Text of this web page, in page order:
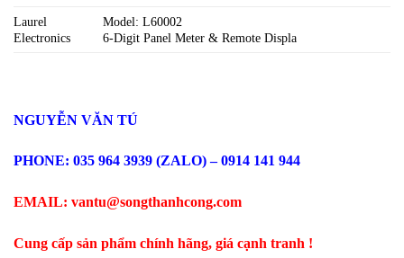
Laurel
Electronics
Model: L60002
6-Digit Panel Meter & Remote Displa
NGUYỄN VĂN TÚ
PHONE: 035 964 3939 (ZALO) – 0914 141 944
EMAIL: vantu@songthanhcong.com
Cung cấp sản phẩm chính hãng, giá cạnh tranh !